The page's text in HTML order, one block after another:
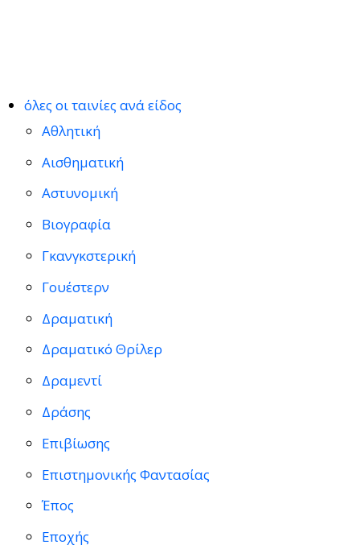
όλες οι ταινίες ανά είδος
Αθλητική
Αισθηματική
Αστυνομική
Βιογραφία
Γκανγκστερική
Γουέστερν
Δραματική
Δραματικό Θρίλερ
Δραμεντί
Δράσης
Επιβίωσης
Επιστημονικής Φαντασίας
Έπος
Εποχής